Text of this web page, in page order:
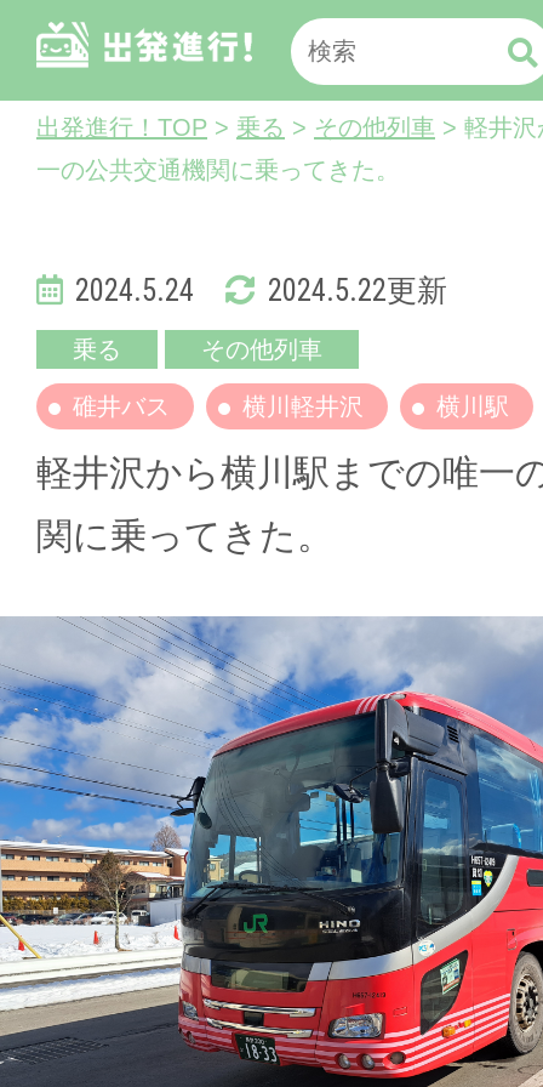
出発進行！TOP > 乗る > その他列車 > 軽井
一の公共交通機関に乗ってきた。
2024.5.24 2024.5.22更新
乗る その他列車
碓井バス 横川軽井沢 横川駅
軽井沢から横川駅までの唯一
関に乗ってきた。